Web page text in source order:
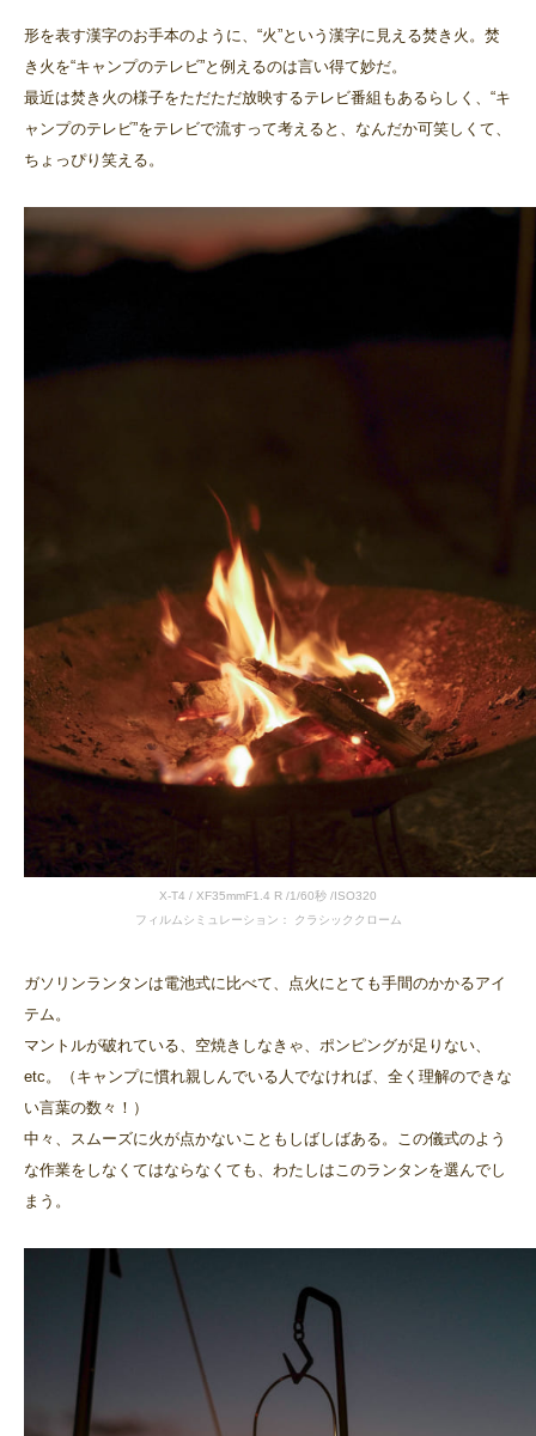
形を表す漢字のお手本のように、“火”という漢字に見える焚き火。焚
き火を“キャンプのテレビ”と例えるのは言い得て妙だ。
最近は焚き火の様子をただただ放映するテレビ番組もあるらしく、“キ
ャンプのテレビ”をテレビで流すって考えると、なんだか可笑しくて、
ちょっぴり笑える。
X-T4 / XF35mmF1.4 R /1/60秒 /ISO320
フィルムシミュレーション： クラシッククローム
ガソリンランタンは電池式に比べて、点火にとても手間のかかるアイ
テム。
マントルが破れている、空焼きしなきゃ、ポンピングが足りない、
etc。（キャンプに慣れ親しんでいる人でなければ、全く理解のできな
い言葉の数々！）
中々、スムーズに火が点かないこともしばしばある。この儀式のよう
な作業をしなくてはならなくても、わたしはこのランタンを選んでし
まう。